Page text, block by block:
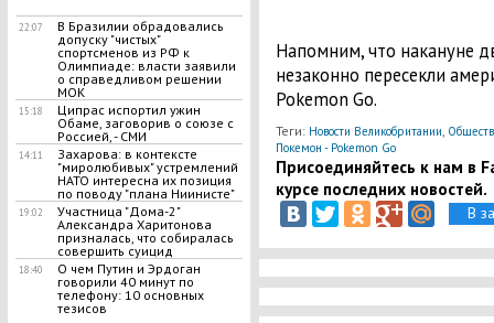
22:07
В Бразилии обрадовались
допуску "чистых"
спортсменов из РФ к
Олимпиаде: власти заявили
о справедливом решении
МОК
15:18
Ципрас испортил ужин
Обаме, заговорив о союзе с
Россией, - СМИ
14:11
Захарова: в контексте
"миролюбивых" устремлений
НАТО интересна их позиция
по поводу "плана Ниинисте"
19:02
Участница "Дома-2"
Александра Харитонова
призналась, что собиралась
совершить суицид
18:40
О чем Путин и Эрдоган
говорили 40 минут по
телефону: 10 основных
тезисов
Напомним, что накануне
незаконно пересекли
Pokemon Go.
Теги: Новости Великобритании
Покемон - Pokemon Go
Присоединяйтесь к нам в
курсе последних новостей.
В